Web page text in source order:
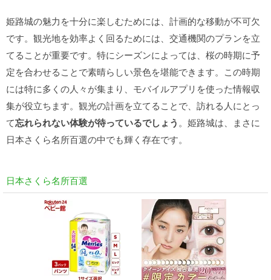
姫路城の魅力を十分に楽しむためには、計画的な移動が不可欠
です。観光地を効率よく回るためには、交通機関のプランを立
てることが重要です。特にシーズンによっては、桜の時期に予
定を合わせることで素晴らしい景色を堪能できます。この時期
には特に多くの人々が集まり、モバイルアプリを使った情報収
集が役立ちます。観光の計画を立てることで、訪れる人にとっ
て忘れられない体験が待っているでしょう 。姫路城は、まさに
日本さくら名所百選の中でも輝く存在です。
日本さくら名所百選